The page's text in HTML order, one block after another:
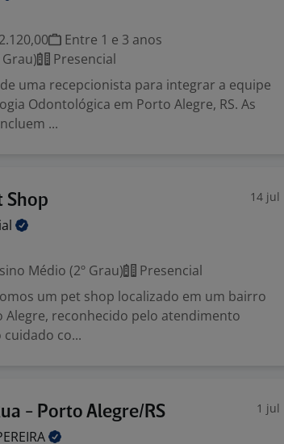
Entre 1 e 3 anos
Presencial
uma recepcionista para integrar a equipe
Odontológica em Porto Alegre, RS. As
...
Shop 14 jul
Médio (2º Grau)
Presencial
um pet shop localizado em um bairro
reconhecido pelo atendimento
co...
- Porto Alegre/RS 1 jul